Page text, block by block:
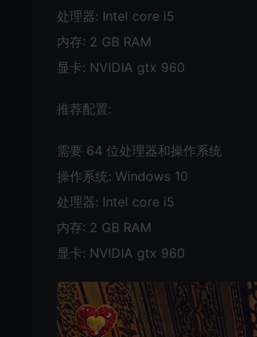
处理器: Intel core i5
内存: 2 GB RAM
显卡: NVIDIA gtx 960
推荐配置:
需要 64 位处理器和操作系统
操作系统: Windows 10
处理器: Intel core i5
内存: 2 GB RAM
显卡: NVIDIA gtx 960